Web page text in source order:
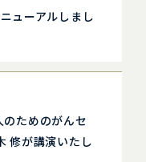
ューアルしまし
のためのがんセ
修が講演いたし